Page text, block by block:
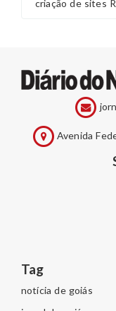
criação de sites
Avenida
Tag
notícia de goiás